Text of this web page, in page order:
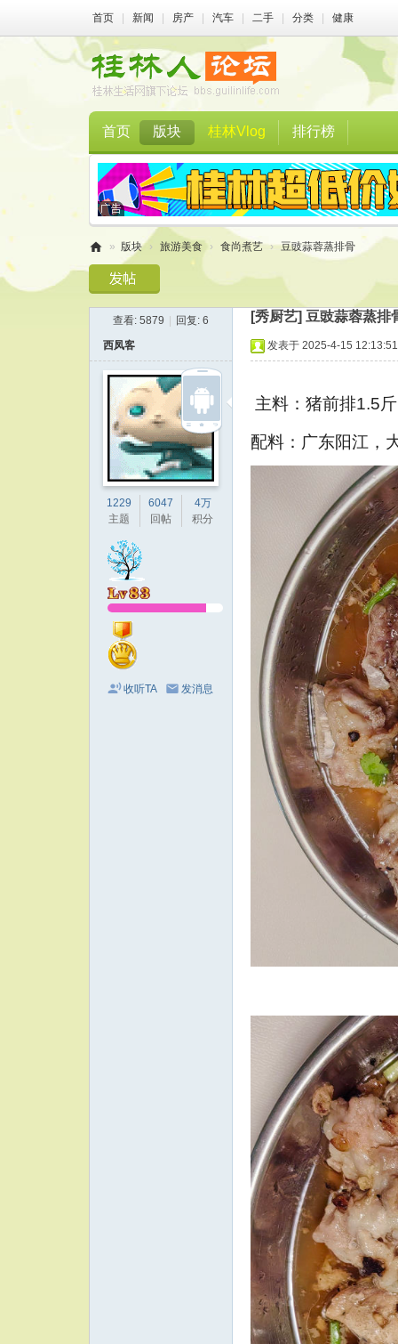
首页 新闻 房产 汽车 二手 分类 健康
首页 版块 桂林Vlog 排行榜
林
» 版块 › 旅游美食 › 食尚煮艺 › 豆豉蒜蓉蒸排骨
查看: 5879 回复: 6 [秀厨艺] 豆豉蒜蓉蒸排
西凤客
1229
主题
6047
回帖
4万
积分
收听TA 发消息
发表于 2025-4-15 12:13:51
主料：猪前排1.5
配料：广东阳江，